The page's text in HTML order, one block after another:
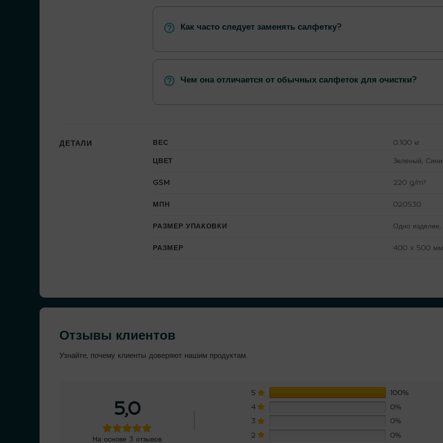
Как часто следует заменять салфетку?
Чем она отличается от обычных салфеток для очистки?
ДЕТАЛИ ВЕС 0.100 кг
ЦВЕТ Зеленый,
GSM 220 g/m²
МПН 020S30
РАЗМЕР УПАКОВКИ Одно
РАЗМЕР 400 x 500 мм
Отзывы клиентов
Узнайте, почему клиенты доверяют нашим продуктам.
5,0
На основе 3 отзывов
5
100%
4
0%
3
0%
2
0%